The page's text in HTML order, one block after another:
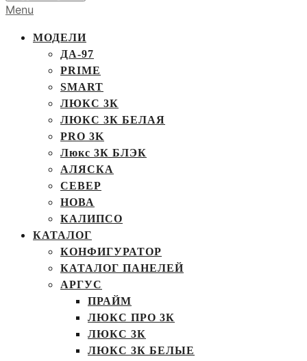
Menu
МОДЕЛИ
ДА-97
PRIME
SMART
ЛЮКС 3К
ЛЮКС 3К БЕЛАЯ
PRO 3K
Люкс 3К БЛЭК
АЛЯСКА
СЕВЕР
НОВА
КАЛИПСО
КАТАЛОГ
КОНФИГУРАТОР
КАТАЛОГ ПАНЕЛЕЙ
АРГУС
ПРАЙМ
ЛЮКС ПРО 3К
ЛЮКС 3К
ЛЮКС 3К БЕЛЫЕ